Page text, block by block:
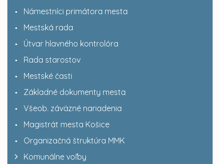
Námestníci primátora mesta
Mestská rada
Útvar hlavného kontrolóra
Rada starostov
Mestské časti
Základné dokumenty mesta
Všeob. záväzné nariadenia
Magistrát mesta Košice
Organizačná štruktúra MMK
Komunálne voľby